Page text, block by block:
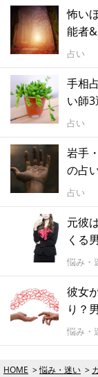
怖い
能者
占い
手相
い師3
占い
岩手
の占
占い
元彼
くる
悩み・
彼女
り？
悩み・
HOME 悩み・迷い